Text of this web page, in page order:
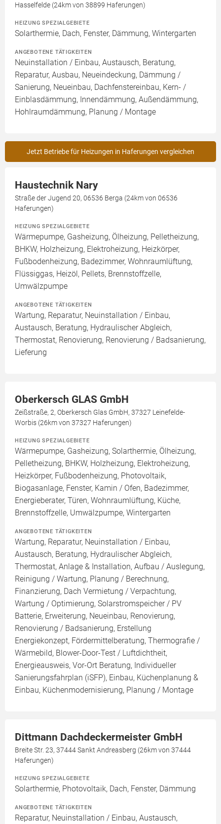
Hasselfelde (24km von 38899 Haferungen)
HEIZUNG SPEZIALGEBIETE
Solarthermie, Dach, Fenster, Dämmung, Wintergarten
ANGEBOTENE TÄTIGKEITEN
Neuinstallation / Einbau, Austausch, Beratung,
Reparatur, Ausbau, Neueindeckung, Dämmung /
Sanierung, Neueinbau, Dachfenstereinbau, Kern- /
Einblasdämmung, Innendämmung, Außendämmung,
Hohlraumdämmung, Planung / Montage
Jetzt Betriebe für Heizungen in Haferungen vergleichen
Haustechnik Nary
Straße der Jugend 20, 06536 Berga (24km von 06536
Haferungen)
HEIZUNG SPEZIALGEBIETE
Wärmepumpe, Gasheizung, Ölheizung, Pelletheizung,
BHKW, Holzheizung, Elektroheizung, Heizkörper,
Fußbodenheizung, Badezimmer, Wohnraumlüftung,
Flüssiggas, Heizöl, Pellets, Brennstoffzelle,
Umwälzpumpe
ANGEBOTENE TÄTIGKEITEN
Wartung, Reparatur, Neuinstallation / Einbau,
Austausch, Beratung, Hydraulischer Abgleich,
Thermostat, Renovierung, Renovierung / Badsanierung,
Lieferung
Oberkersch GLAS GmbH
Zeißstraße, 2, Oberkersch Glas GmbH, 37327 Leinefelde-
Worbis (26km von 37327 Haferungen)
HEIZUNG SPEZIALGEBIETE
Wärmepumpe, Gasheizung, Solarthermie, Ölheizung,
Pelletheizung, BHKW, Holzheizung, Elektroheizung,
Heizkörper, Fußbodenheizung, Photovoltaik,
Biogasanlage, Fenster, Kamin / Ofen, Badezimmer,
Energieberater, Türen, Wohnraumlüftung, Küche,
Brennstoffzelle, Umwälzpumpe, Wintergarten
ANGEBOTENE TÄTIGKEITEN
Wartung, Reparatur, Neuinstallation / Einbau,
Austausch, Beratung, Hydraulischer Abgleich,
Thermostat, Anlage & Installation, Aufbau / Auslegung,
Reinigung / Wartung, Planung / Berechnung,
Finanzierung, Dach Vermietung / Verpachtung,
Wartung / Optimierung, Solarstromspeicher / PV
Batterie, Erweiterung, Neueinbau, Renovierung,
Renovierung / Badsanierung, Erstellung
Energiekonzept, Fördermittelberatung, Thermografie /
Wärmebild, Blower-Door-Test / Luftdichtheit,
Energieausweis, Vor-Ort Beratung, Individueller
Sanierungsfahrplan (iSFP), Einbau, Küchenplanung &
Einbau, Küchenmodernisierung, Planung / Montage
Dittmann Dachdeckermeister GmbH
Breite Str. 23, 37444 Sankt Andreasberg (26km von 37444
Haferungen)
HEIZUNG SPEZIALGEBIETE
Solarthermie, Photovoltaik, Dach, Fenster, Dämmung
ANGEBOTENE TÄTIGKEITEN
Reparatur, Neuinstallation / Einbau, Austausch,